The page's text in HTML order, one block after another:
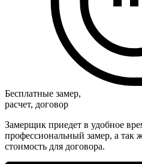
Бесплатные замер,
расчет, договор
Замерщик приедет в удобное
профессиональный замер, а так
стоимость для договора.